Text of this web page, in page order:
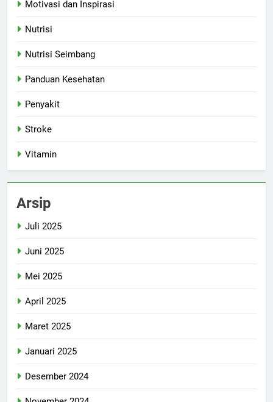
Motivasi dan Inspirasi
Nutrisi
Nutrisi Seimbang
Panduan Kesehatan
Penyakit
Stroke
Vitamin
Arsip
Juli 2025
Juni 2025
Mei 2025
April 2025
Maret 2025
Januari 2025
Desember 2024